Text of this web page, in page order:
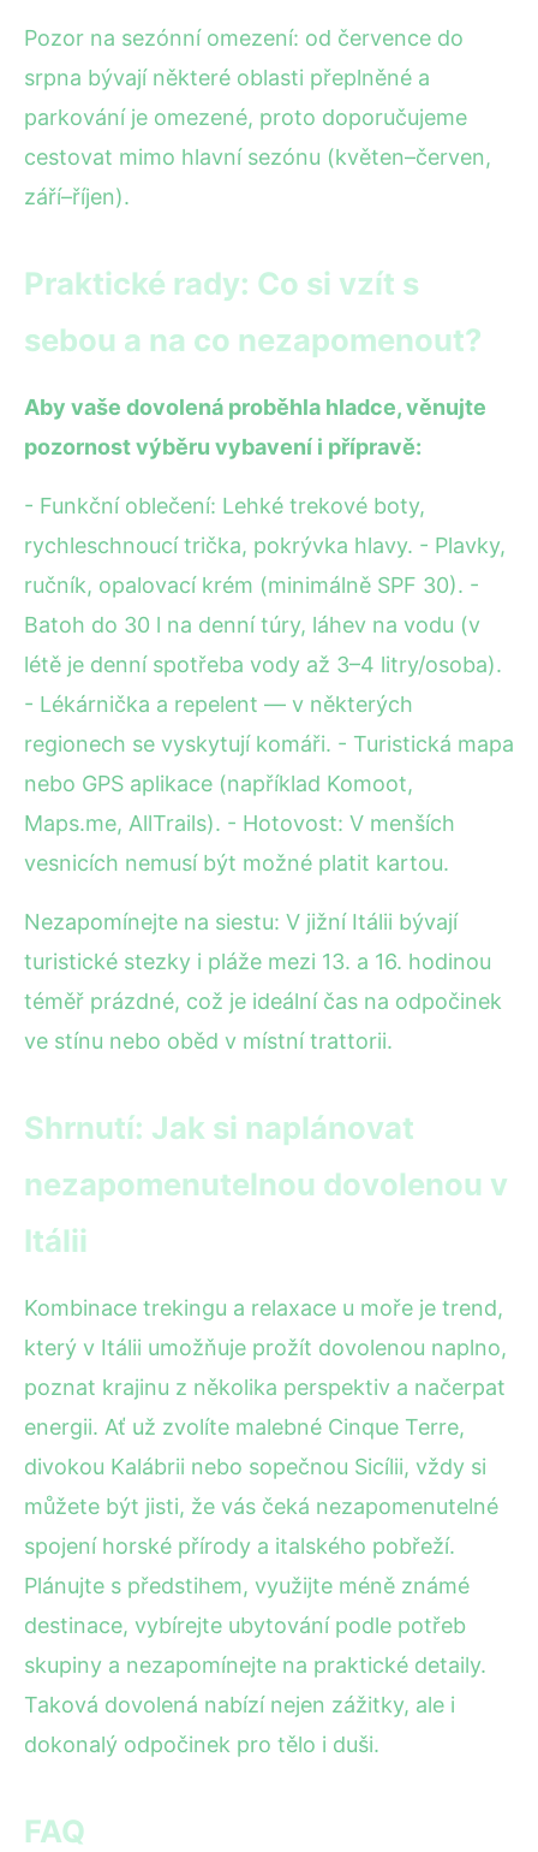
Pozor na sezónní omezení: od července do
srpna bývají některé oblasti přeplněné a
parkování je omezené, proto doporučujeme
cestovat mimo hlavní sezónu (květen–červen,
září–říjen).
Praktické rady: Co si vzít s
sebou a na co nezapomenout?
Aby vaše dovolená proběhla hladce, věnujte
pozornost výběru vybavení i přípravě:
- Funkční oblečení: Lehké trekové boty,
rychleschnoucí trička, pokrývka hlavy. - Plavky,
ručník, opalovací krém (minimálně SPF 30). -
Batoh do 30 l na denní túry, láhev na vodu (v
létě je denní spotřeba vody až 3–4 litry/osoba).
- Lékárnička a repelent — v některých
regionech se vyskytují komáři. - Turistická mapa
nebo GPS aplikace (například Komoot,
Maps.me, AllTrails). - Hotovost: V menších
vesnicích nemusí být možné platit kartou.
Nezapomínejte na siestu: V jižní Itálii bývají
turistické stezky i pláže mezi 13. a 16. hodinou
téměř prázdné, což je ideální čas na odpočinek
ve stínu nebo oběd v místní trattorii.
Shrnutí: Jak si naplánovat
nezapomenutelnou dovolenou v
Itálii
Kombinace trekingu a relaxace u moře je trend,
který v Itálii umožňuje prožít dovolenou naplno,
poznat krajinu z několika perspektiv a načerpat
energii. Ať už zvolíte malebné Cinque Terre,
divokou Kalábrii nebo sopečnou Sicílii, vždy si
můžete být jisti, že vás čeká nezapomenutelné
spojení horské přírody a italského pobřeží.
Plánujte s předstihem, využijte méně známé
destinace, vybírejte ubytování podle potřeb
skupiny a nezapomínejte na praktické detaily.
Taková dovolená nabízí nejen zážitky, ale i
dokonalý odpočinek pro tělo i duši.
FAQ